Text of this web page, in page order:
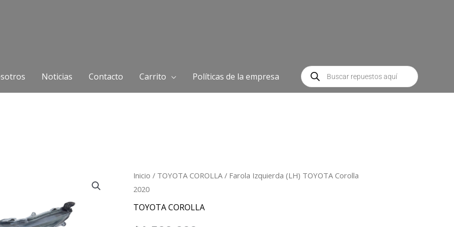
Noticias Contacto Carrito Políticas de la empresa
Búsqueda
de
productos
Inicio / TOYOTA COROLLA / Farola Izquierda (LH) TOYOTA Corolla
2020
TOYOTA COROLLA
Farola
Izquierda
(LH)